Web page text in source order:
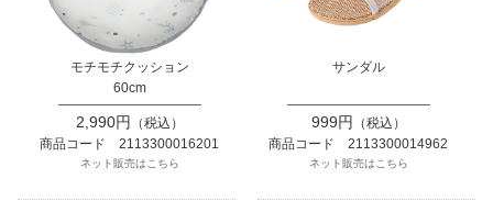
モチモチクッション
60cm
2,990円
（税込）
商品コード 2113300016201
ネット販売はこちら
サンダル
999円
（税込）
商品コード 2113300014962
ネット販売はこちら